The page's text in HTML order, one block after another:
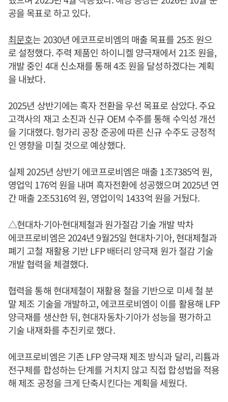
공을 목표로 하고 있다.
최문호는 2030년 에코프로비엠의 매출 목표를 25조 원으
로 설정했다. 주력 제품인 하이니켈 양극재에서 21조 원을,
개발 중인 4대 신소재를 통해 4조 원을 달성하겠다는 계획
을 내놨다.
2025년 상반기에는 흑자 전환을 우선 목표로 삼았다. 주요
고객사의 재고 소진과 신규 OEM 수주를 통해 수익성 개선
을 기대했다. 헝가리 공장 준공에 따른 신규 수주도 긍정적
인 영향을 미칠 것으로 예상했다.
실제 2025년 상반기 에코프로비엠은 매출 1조7385억 원,
영업익 176억 원을 내며 흑자전환에 성공했으며 2025년 연
간 매출 2조5316억 원, 영업이익 1433억 원을 거뒀다.
△현대차·기아·현대제철과 원가절감 기술 개발 박차
에코프로비엠은 2024년 9월25일 현대차·기아, 현대제철과
폐기 고철 재활용 기반 LFP 배터리 양극재 원가 절감 기술
개발 협력을 체결했다.
협력을 통해 현대제철이 재활용 철을 기반으로 미세 철 분
말 제조 기술을 개발하고, 에코프로비엠이 이를 활용해 LFP
양극재를 생산한 뒤, 현대자동차·기아가 성능을 평가하고
기술 내재화를 추진키로 했다.
에코프로비엠은 기존 LFP 양극재 제조 방식과 달리, 리튬과
전구체를 합성하는 단계를 거치지 않고 직접 합성법을 적용
해 제조 공정을 크게 단축시킨다는 계획을 세웠다.